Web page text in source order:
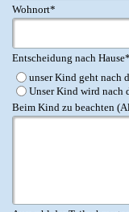
Wohnort*
Entscheidung nach Hause*
unser Kind geht nach
Unser Kind wird nach
Beim Kind zu beachten